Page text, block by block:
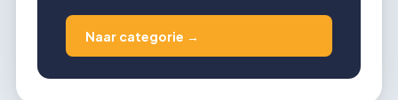
Naar categorie →